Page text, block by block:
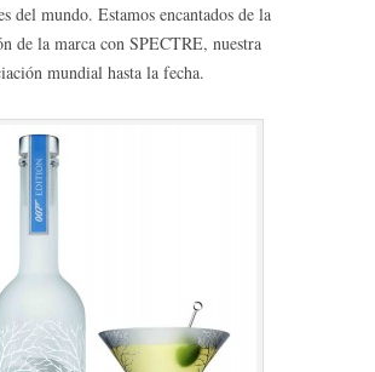
del mundo. Estamos encantados de la
de la marca con SPECTRE, nuestra
mundial hasta la fecha.